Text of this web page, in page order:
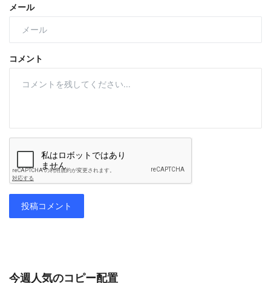
メール
コメント
投稿コメント
今週人気のコピー配置